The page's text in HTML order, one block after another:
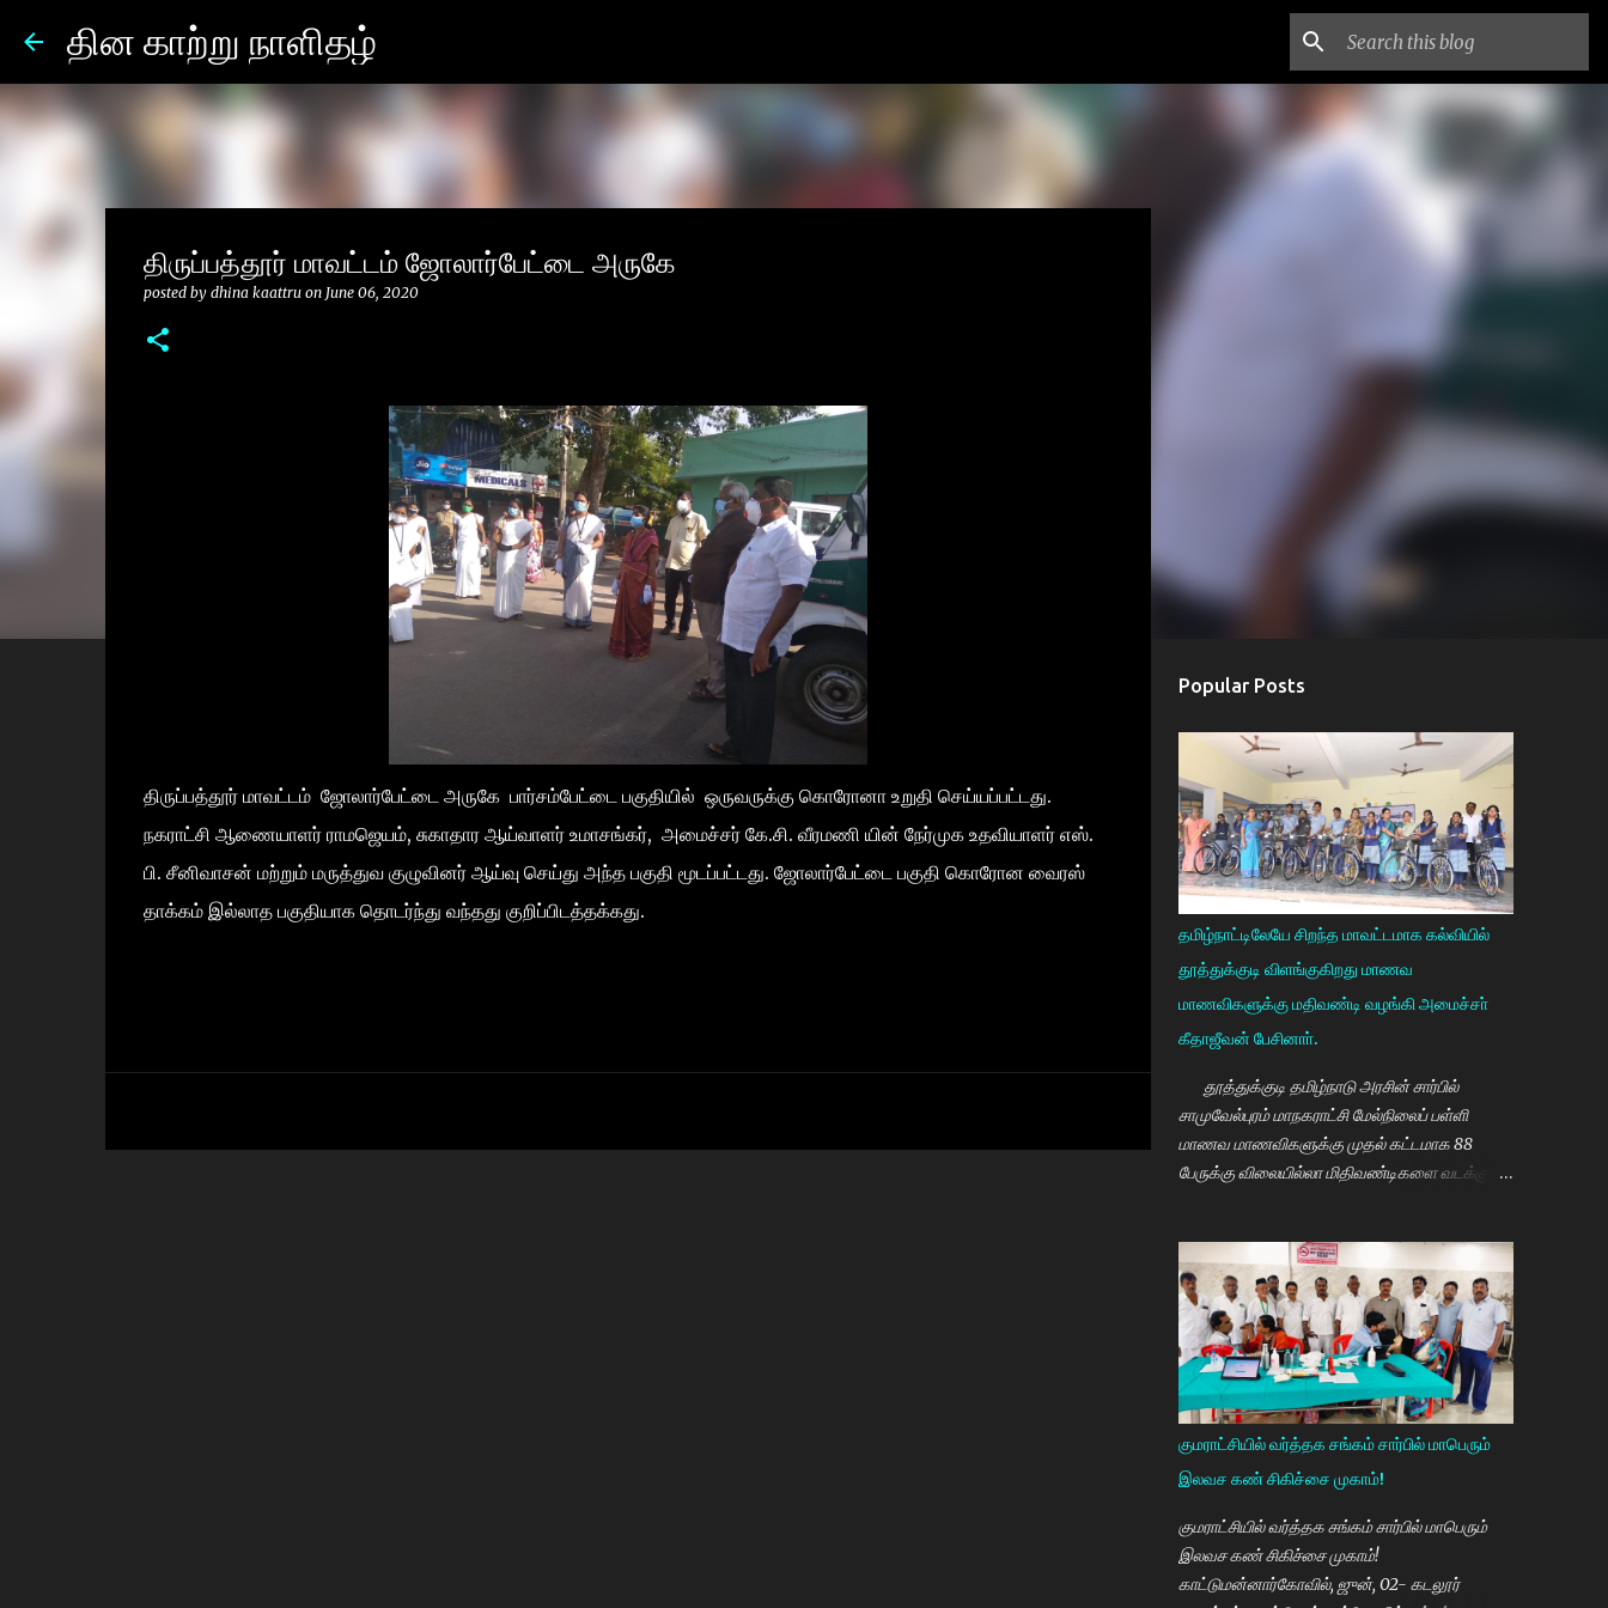
தின காற்று நாளிதழ்
திருப்பத்தூர் மாவட்டம் ஜோலார்பேட்டை அருகே
posted by dhina kaattru on June 06, 2020
திருப்பத்தூர் மாவட்டம் ஜோலார்பேட்டை அருகே பார்சம்பேட்டை பகுதியில் ஒருவருக்கு கொரோனா உறுதி செய்யப்பட்டது.
நகராட்சி ஆணையாளர் ராமஜெயம், சுகாதார ஆய்வாளர் உமாசங்கர், அமைச்சர் கே.சி. வீரமணி யின் நேர்முக உதவியாளர் எஸ்.
பி. சீனிவாசன் மற்றும் மருத்துவ குழுவினர் ஆய்வு செய்து அந்த பகுதி மூடப்பட்டது. ஜோலார்பேட்டை பகுதி கொரோன வைரஸ்
தாக்கம் இல்லாத பகுதியாக தொடர்ந்து வந்தது குறிப்பிடத்தக்கது.
Popular Posts
தமிழ்நாட்டிலேயே சிறந்த மாவட்டமாக கல்வியில்
தூத்துக்குடி விளங்குகிறது மாணவ
மாணவிகளுக்கு மதிவண்டி வழங்கி அமைச்சா்
கீதாஜீவன் பேசினாா்.
தூத்துக்குடி தமிழ்நாடு அரசின் சார்பில்
சாமுவேல்புரம் மாநகராட்சி மேல்நிலைப் பள்ளி
மாணவ மாணவிகளுக்கு முதல் கட்டமாக 88
பேருக்கு விலையில்லா மிதிவண்டிகளை வடக்கு
வழங்கி பேசுகையில் தமிழ்நாடு அரசின்
விலையில்லா மிதிவண்டி வழங்கும் நிகழ்ச்சியில்
மாணவர்களாகிய உங்களை சந்திப்பதில் மகிழ்ச்சி.
தமிழ்நாடு கல்வியில் சிறந்து விளங்க வேண்டும்
என்பதற்காக முதலமைச்சர் மு.க.ஸ்டாலின் அதிக
முயற்சி எடுத்து கல்வியும். மருத்துவமும் எனது
இரு கண்கள் என முதலமைச்சர் கூறி வருகிறார்.
எத்தனையோ மாணவியர்களுக்கு கிடைக்காத
வாய்ப்பு உங்களுக்கு கிடைத்திருக்கிறது. முன்பு 8 ம்
வகுப்பு அல்லது 10 ம் வகுப்பிலேயே
மாணவியர்களின் பள்ளிப்படிப்பை நிறுத்தும்
நிலையை மாற்றி, பெண் குழந்தைகள் கல்லூரி
வரை படிக்க வேண்டும். அவர்களுக்கு உயர்கல்வி
குமராட்சியில் வர்த்தக சங்கம் சார்பில் மாபெரும்
இலவச கண் சிகிச்சை முகாம்!
குமராட்சியில் வர்த்தக சங்கம் சார்பில் மாபெரும்
இலவச கண் சிகிச்சை முகாம்!
காட்டுமன்னார்கோவில், ஜுன், 02- கடலூர்